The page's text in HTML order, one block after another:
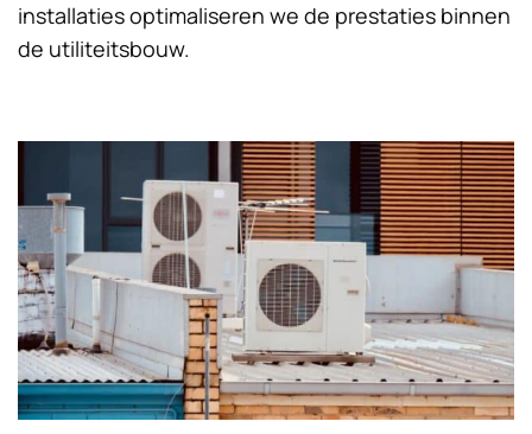
installaties optimaliseren we de prestaties binnen
de utiliteitsbouw.